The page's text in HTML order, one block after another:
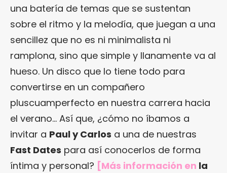
una batería de temas que se sustentan
sobre el ritmo y la melodía, que juegan a una
sencillez que no es ni minimalista ni
ramplona, sino que simple y llanamente va al
hueso. Un disco que lo tiene todo para
convertirse en un compañero
pluscuamperfecto en nuestra carrera hacia
el verano… Así que, ¿cómo no íbamos a
invitar a Paul y Carlos a una de nuestras
Fast Dates para así conocerlos de forma
íntima y personal? [Más información en la